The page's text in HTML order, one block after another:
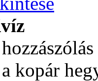
kopár